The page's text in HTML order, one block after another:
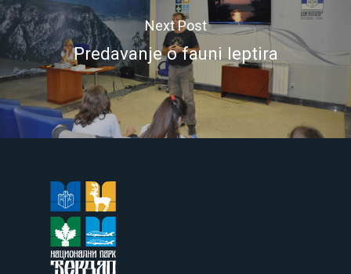
Next Post
Predavanje o fauni leptira